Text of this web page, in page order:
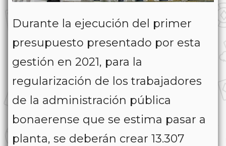
Durante la ejecución del primer
presupuesto presentado por esta
gestión en 2021, para la
regularización de los trabajadores
de la administración pública
bonaerense que se estima pasar a
planta, se deberán crear 13.307